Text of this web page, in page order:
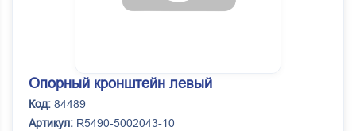
Урал Резина Комплект
Опорный кронштейн левый
Код: 84489
Артикул: R5490-5002043-10